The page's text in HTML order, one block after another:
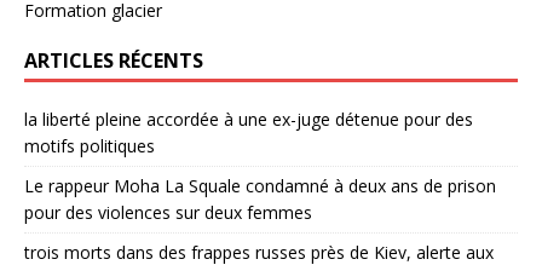
Formation glacier
ARTICLES RÉCENTS
la liberté pleine accordée à une ex-juge détenue pour des
motifs politiques
Le rappeur Moha La Squale condamné à deux ans de prison
pour des violences sur deux femmes
trois morts dans des frappes russes près de Kiev, alerte aux